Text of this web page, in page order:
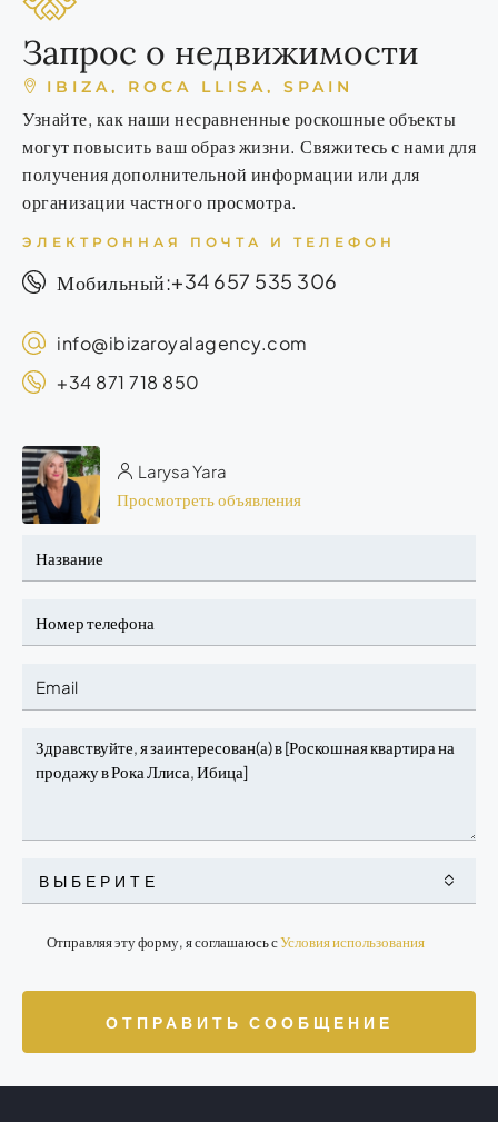
Запрос о недвижимости
IBIZA, ROCA LLISA, SPAIN
Узнайте, как наши несравненные роскошные объекты
могут повысить ваш образ жизни. Свяжитесь с нами для
получения дополнительной информации или для
организации частного просмотра.
ЭЛЕКТРОННАЯ ПОЧТА И ТЕЛЕФОН
Мобильный:+34 657 535 306
info@ibizaroyalagency.com
+34 871 718 850
Larysa Yara
Просмотреть объявления
ВЫБЕРИТЕ
Отправляя эту форму, я соглашаюсь сУсловия использования
ОТПРАВИТЬ СООБЩЕНИЕ